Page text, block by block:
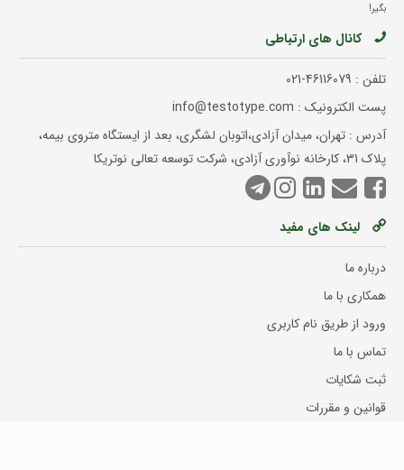
بگیر!
کانال های ارتباطی
تلفن : 021-46116079
پست الکترونیک : info@testotype.com
آدرس : تهران، میدان آزادی،اتوبان لشگری، بعد از ایستگاه متروی بیمه،
پلاک 31، کارخانه نوآوری آزادی، شرکت توسعه تعالی نوتریکا
لینک های مفید
درباره ما
همکاری با ما
ورود از طریق نام کاربری
تماس با ما
ثبت شکایات
قوانین و مقررات